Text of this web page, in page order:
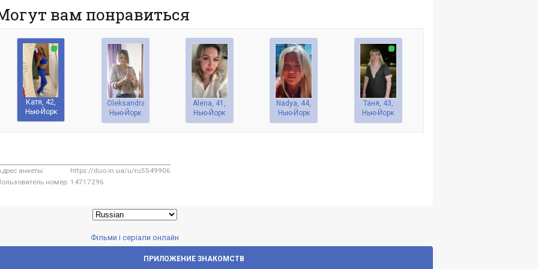
вам понравиться
Катя, 42,
Нью-Йорк
Oleksandra, 44,
Нью-Йорк
Alena, 41,
Нью-Йорк
Nadya, 44,
Нью-Йорк
Таня, 43,
Нью-Йорк
анкеты:
https://duo.in.ua/u/ru5549906
номер: 14717296
Фільми і серіали онлайн
ПРИЛОЖЕНИЕ ЗНАКОМСТВ